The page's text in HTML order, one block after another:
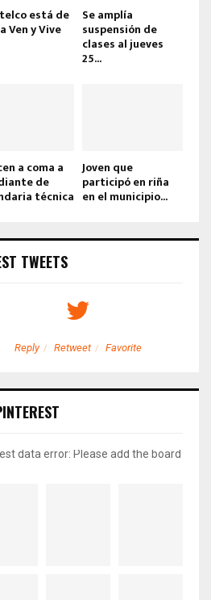
está de
Ven y Vive
Se amplía
suspensión de
clases al jueves
25...
a coma a
de
técnica
Joven que
participó en riña
en el municipio...
TWEETS
Reply Retweet Favorite
data error: Please add the board